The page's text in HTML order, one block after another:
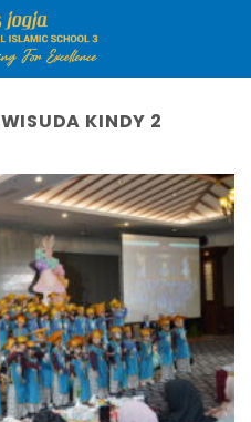
WISUDA KINDY 2